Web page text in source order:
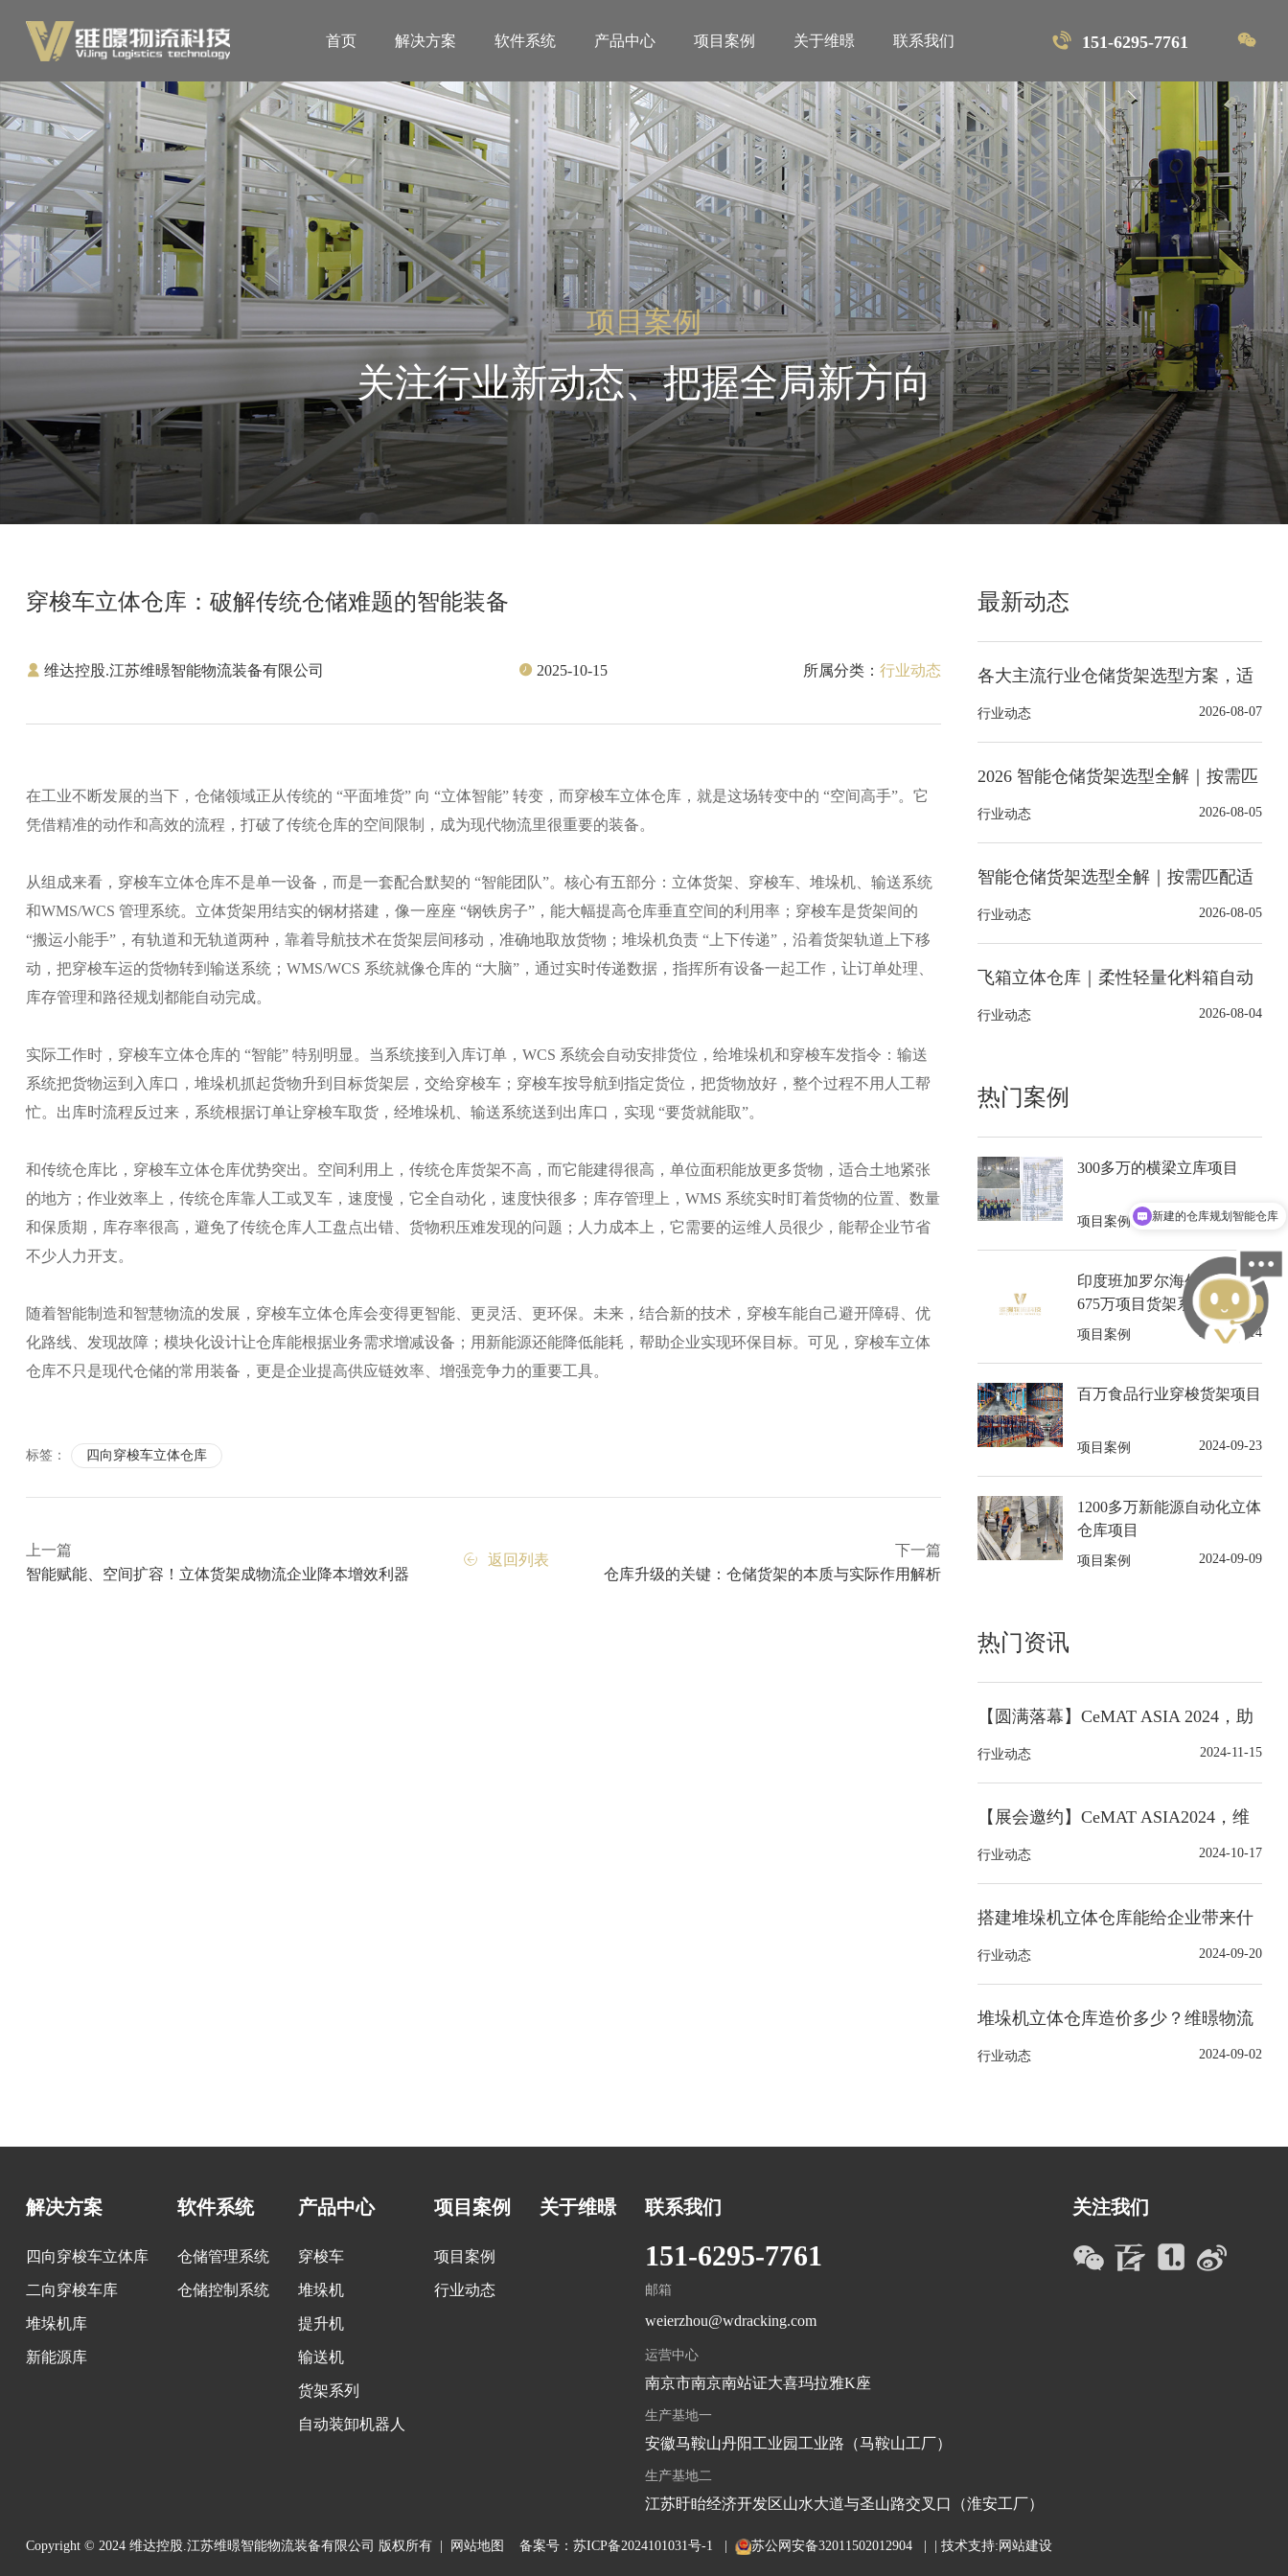
首页 解决方案 软件系统 产品中心 项目案例 关于维暻 联系我们 151-6295-7761
首页
软件系统
产品中心
项目案例
关于维暻
联系我们
项目案例
关注行业新动态、把握全局新方向
最新动态
各大主流行业仓储货架选型方案，适
配不同场景仓储存储需求
行业动态 2026-08-07
2026 智能仓储货架选型全解｜按需匹
配适配的货架系统
行业动态 2026-08-05
智能仓储货架选型全解｜按需匹配适
配的货架系统
行业动态 2026-08-05
飞箱立体仓库｜柔性轻量化料箱自动
化立体仓库解决方案
行业动态 2026-08-04
热门案例
300多万的横梁立库项目
项目案例 2024-11-18
印度班加罗尔海外出口：
675万项目货架系统
项目案例 2024-10-14
百万食品行业穿梭货架项目
项目案例 2024-09-23
1200多万新能源自动化立体
仓库项目
项目案例 2024-09-09
热门资讯
【圆满落幕】CeMAT ASIA 2024，助
力智能仓储物流自动化仓储！
行业动态 2024-11-15
【展会邀约】CeMAT ASIA2024，维
暻物流科技邀您共赴展会现场！
行业动态 2024-10-17
搭建堆垛机立体仓库能给企业带来什
么好处？
行业动态 2024-09-20
堆垛机立体仓库造价多少？维暻物流
科技一站式解决方案
行业动态 2024-09-02
穿梭车立体仓库：破解传统仓储难题的智能装备
维达控股.江苏维暻智能物流装备有限公司 2025-10-15 所属分类： 行业动态
在工业不断发展的当下，仓储领域正从传统的 “平面堆货” 向 “立体智能” 转变，而穿梭车立体仓库，就是这场转变中的 “空间高手”。它
凭借精准的动作和高效的流程，打破了传统仓库的空间限制，成为现代物流里很重要的装备。
从组成来看，穿梭车立体仓库不是单一设备，而是一套配合默契的 “智能团队”。核心有五部分：立体货架、穿梭车、堆垛机、输送系统
和WMS/WCS 管理系统。立体货架用结实的钢材搭建，像一座座 “钢铁房子”，能大幅提高仓库垂直空间的利用率；穿梭车是货架间的
“搬运小能手”，有轨道和无轨道两种，靠着导航技术在货架层间移动，准确地取放货物；堆垛机负责 “上下传递”，沿着货架轨道上下移
动，把穿梭车运的货物转到输送系统；WMS/WCS 系统就像仓库的 “大脑”，通过实时传递数据，指挥所有设备一起工作，让订单处理、
库存管理和路径规划都能自动完成。
实际工作时，穿梭车立体仓库的 “智能” 特别明显。当系统接到入库订单，WCS 系统会自动安排货位，给堆垛机和穿梭车发指令：输送
系统把货物运到入库口，堆垛机抓起货物升到目标货架层，交给穿梭车；穿梭车按导航到指定货位，把货物放好，整个过程不用人工帮
忙。出库时流程反过来，系统根据订单让穿梭车取货，经堆垛机、输送系统送到出库口，实现 “要货就能取”。
和传统仓库比，穿梭车立体仓库优势突出。空间利用上，传统仓库货架不高，而它能建得很高，单位面积能放更多货物，适合土地紧张
的地方；作业效率上，传统仓库靠人工或叉车，速度慢，它全自动化，速度快很多；库存管理上，WMS 系统实时盯着货物的位置、数量
和保质期，库存率很高，避免了传统仓库人工盘点出错、货物积压难发现的问题；人力成本上，它需要的运维人员很少，能帮企业节省
不少人力开支。
随着智能制造和智慧物流的发展，穿梭车立体仓库会变得更智能、更灵活、更环保。未来，结合新的技术，穿梭车能自己避开障碍、优
化路线、发现故障；模块化设计让仓库能根据业务需求增减设备；用新能源还能降低能耗，帮助企业实现环保目标。可见，穿梭车立体
仓库不只是现代仓储的常用装备，更是企业提高供应链效率、增强竞争力的重要工具。
标签： 四向穿梭车立体仓库
上一篇
智能赋能、空间扩容！立体货架成物流企业降本增效利器
返回列表
下一篇
仓库升级的关键：仓储货架的本质与实际作用解析
解决方案
四向穿梭车立体库
二向穿梭车库
堆垛机库
新能源库
软件系统
仓储管理系统
仓储控制系统
产品中心
穿梭车
堆垛机
提升机
输送机
货架系列
自动装卸机器人
项目案例
项目案例
行业动态
关于维暻 联系我们
151-6295-7761
邮箱
weierzhou@wdracking.com
运营中心
南京市南京南站证大喜玛拉雅K座
生产基地一
安徽马鞍山丹阳工业园工业路（马鞍山工厂）
生产基地二
江苏盱眙经济开发区山水大道与圣山路交叉口（淮安工厂）
关注我们
Copyright © 2024 维达控股.江苏维暻智能物流装备有限公司 版权所有 | 网站地图 备案号： 苏ICP备2024101031号-1 苏公网安备32011502012904 | | 技术支持: 网站建设
新建的仓库规划智能仓库